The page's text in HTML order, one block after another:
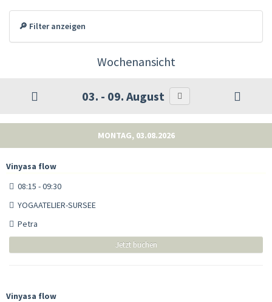
🔎 Filter anzeigen
Wochenansicht
03. - 09. August
MONTAG, 03.08.2026
Vinyasa flow
08:15 - 09:30
YOGAATELIER-SURSEE
Petra
Jetzt buchen
Vinyasa flow